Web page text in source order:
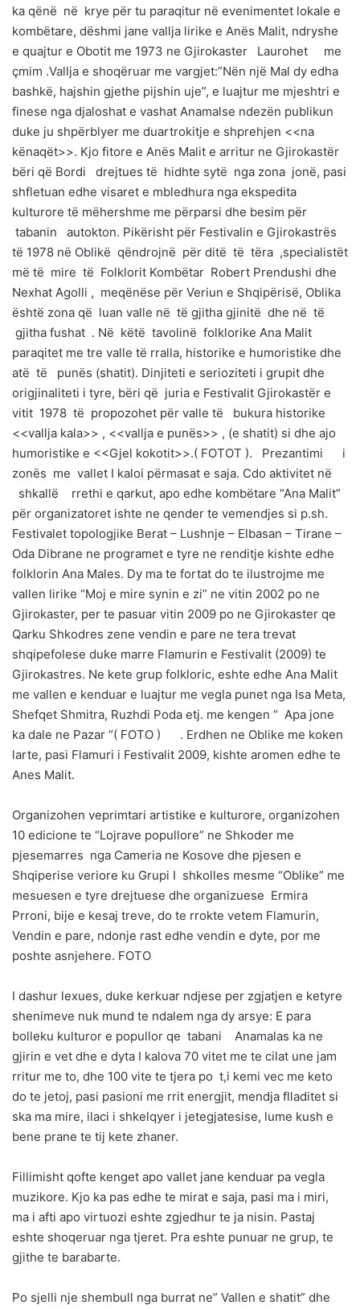
ka qënë në krye për tu paraqitur në evenimentet lokale e
kombëtare, dëshmi jane vallja lirike e Anës Malit, ndryshe
e quajtur e Obotit me 1973 ne Gjirokaster Laurohet me
çmim .Vallja e shoqëruar me vargjet:”Nën një Mal dy edha
bashkë, hajshin gjethe pijshin uje”, e luajtur me mjeshtri e
finese nga djaloshat e vashat Anamalse ndezën publikun
duke ju shpërblyer me duartrokitje e shprehjen <<na
kënaqët>>. Kjo fitore e Anës Malit e arritur ne Gjirokastër
bëri që Bordi drejtues të hidhte sytë nga zona jonë, pasi
shfletuan edhe visaret e mbledhura nga ekspedita
kulturore të mëhershme me përparsi dhe besim për
tabanin autokton. Pikërisht për Festivalin e Gjirokastrës
të 1978 në Oblikë qëndrojnë për ditë të tëra ,specialistët
më të mire të Folklorit Kombëtar Robert Prendushi dhe
Nexhat Agolli , meqënëse për Veriun e Shqipërisë, Oblika
është zona që luan valle në të gjitha gjinitë dhe në të
gjitha fushat . Në këtë tavolinë folklorike Ana Malit
paraqitet me tre valle të rralla, historike e humoristike dhe
atë të punës (shatit). Dinjiteti e serioziteti i grupit dhe
origjinaliteti i tyre, bëri që juria e Festivalit Gjirokastër e
vitit 1978 të propozohet për valle të bukura historike
<<vallja kala>> , <<vallja e punës>> , (e shatit) si dhe ajo
humoristike e <<Gjel kokotit>>.( FOTOT ). Prezantimi i
zonës me vallet I kaloi përmasat e saja. Cdo aktivitet në
shkallë rrethi e qarkut, apo edhe kombëtare “Ana Malit”
për organizatoret ishte ne qender te vemendjes si p.sh.
Festivalet topologjike Berat – Lushnje – Elbasan – Tirane –
Oda Dibrane ne programet e tyre ne renditje kishte edhe
folklorin Ana Males. Dy ma te fortat do te ilustrojme me
vallen lirike “Moj e mire synin e zi” ne vitin 2002 po ne
Gjirokaster, per te pasuar vitin 2009 po ne Gjirokaster qe
Qarku Shkodres zene vendin e pare ne tera trevat
shqipefolese duke marre Flamurin e Festivalit (2009) te
Gjirokastres. Ne kete grup folkloric, eshte edhe Ana Malit
me vallen e kenduar e luajtur me vegla punet nga Isa Meta,
Shefqet Shmitra, Ruzhdi Poda etj. me kengen “ Apa jone
ka dale ne Pazar “( FOTO ) . Erdhen ne Oblike me koken
larte, pasi Flamuri i Festivalit 2009, kishte aromen edhe te
Anes Malit.
Organizohen veprimtari artistike e kulturore, organizohen
10 edicione te “Lojrave popullore” ne Shkoder me
pjesemarres nga Cameria ne Kosove dhe pjesen e
Shqiperise veriore ku Grupi I shkolles mesme “Oblike” me
mesuesen e tyre drejtuese dhe organizuese Ermira
Prroni, bije e kesaj treve, do te rrokte vetem Flamurin,
Vendin e pare, ndonje rast edhe vendin e dyte, por me
poshte asnjehere. FOTO
I dashur lexues, duke kerkuar ndjese per zgjatjen e ketyre
shenimeve nuk mund te ndalem nga dy arsye: E para
bolleku kulturor e popullor qe tabani Anamalas ka ne
gjirin e vet dhe e dyta I kalova 70 vitet me te cilat une jam
rritur me to, dhe 100 vite te tjera po t,i kemi vec me keto
do te jetoj, pasi pasioni me rrit energjit, mendja flladitet si
ska ma mire, ilaci i shkelqyer i jetegjatesise, lume kush e
bene prane te tij kete zhaner.
Fillimisht qofte kenget apo vallet jane kenduar pa vegla
muzikore. Kjo ka pas edhe te mirat e saja, pasi ma i miri,
ma i afti apo virtuozi eshte zgjedhur te ja nisin. Pastaj
eshte shoqeruar nga tjeret. Pra eshte punuar ne grup, te
gjithe te barabarte.
Po sjelli nje shembull nga burrat ne” Vallen e shatit” dhe